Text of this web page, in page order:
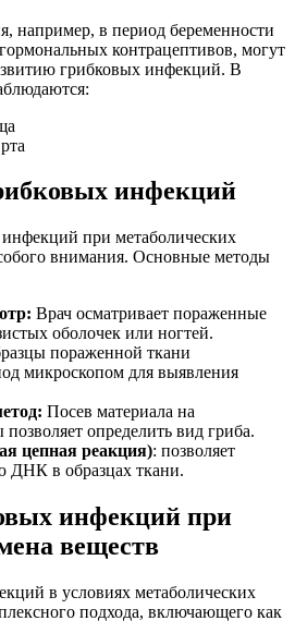
например, в период беременности
контрацептивов, могут
грибковых инфекций. В
инфекций
при метаболических
внимания. Основные методы
Врач осматривает пораженные
оболочек или ногтей.
пораженной ткани
микроскопом для выявления
Посев материала на
определить вид гриба.
цепная реакция): позволяет
ДНК в образцах ткани.
инфекций при
веществ
в условиях метаболических
подхода, включающего как